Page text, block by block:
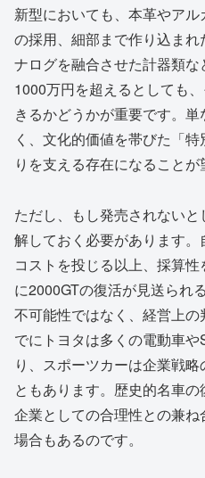
新型においても、本革やア
の採用、細部まで作り込ま
ナログを融合させた計器類
1000万円を超えるとしても
きるかどうかが重要です。
く、文化的価値を帯びた「
りを支える存在になることが
ただし、もし発売されない
解しておく必要があります
コストを投じる以上、採算
に2000GTの復活が見送られ
不可能性ではなく、経営上
でにトヨタは多くの電動車
り、スポーツカーは企業戦
ともあります。歴史的名車の
企業としての合理性との兼
場合もあるのです。